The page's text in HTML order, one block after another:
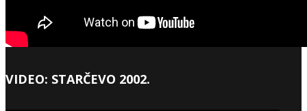
VIDEO: STARČEVO 2002.